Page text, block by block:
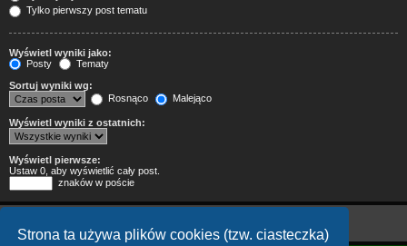
Strona ta używa plików cookies (tzw. ciasteczka)
Tylko pierwszy post tematu
Wyświetl wyniki jako:
Posty
Tematy
Sortuj wyniki wg:
Rosnąco
Malejąco
Wyświetl wyniki z ostatnich:
Wyświetl pierwsze:
Ustaw 0, aby wyświetlić cały post.
znaków w poście